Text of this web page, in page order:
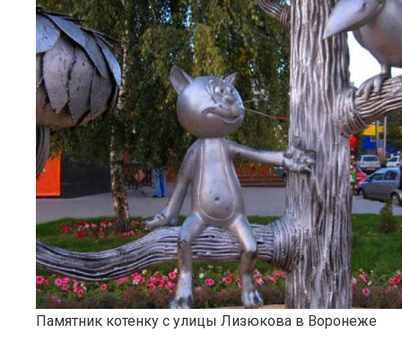
Памятник котенку с улицы Лизюкова в Воронеже